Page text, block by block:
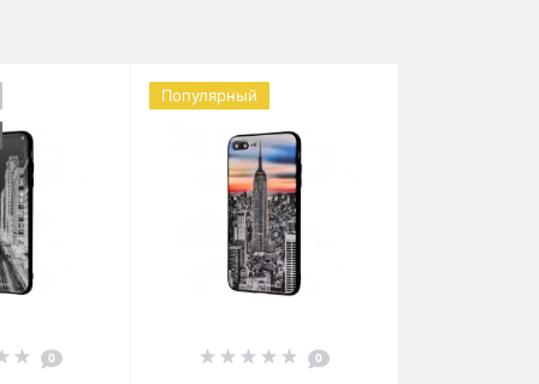
0
Популярный
0